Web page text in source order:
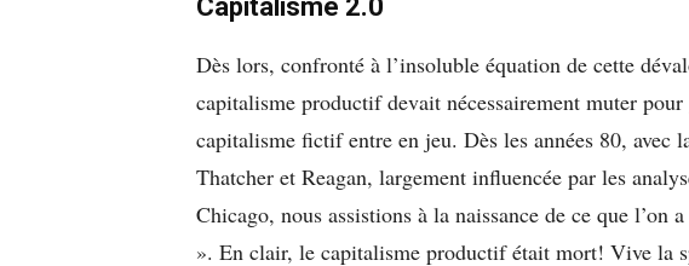
Capitalisme 2.0
Dès lors, confronté à l’insoluble équation de cette
capitalisme productif devait nécessairement muter
capitalisme fictif entre en jeu. Dès les années 80, avec
Thatcher et Reagan, largement influencée par les
Chicago, nous assistions à la naissance de ce que l’on
». En clair, le capitalisme productif était mort! Vive la